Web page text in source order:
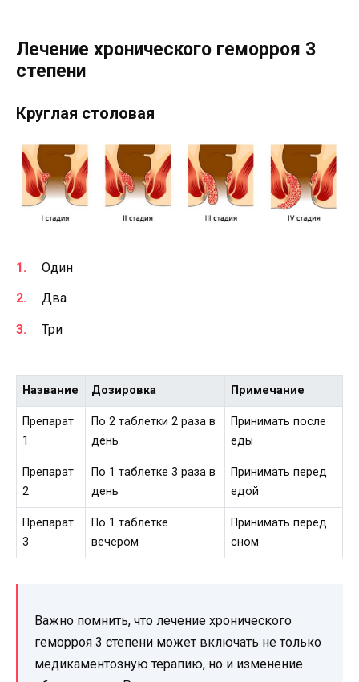
Лечение хронического геморроя 3
степени
Круглая столовая
Один
Два
Три
Название Дозировка Примечание
Препарат
1
По 2 таблетки 2 раза в
день
Принимать после
еды
Препарат
2
По 1 таблетке 3 раза в
день
Принимать перед
едой
Препарат
3
По 1 таблетке
вечером
Принимать перед
сном
Важно помнить, что лечение хронического
геморроя 3 степени может включать не только
медикаментозную терапию, но и изменение